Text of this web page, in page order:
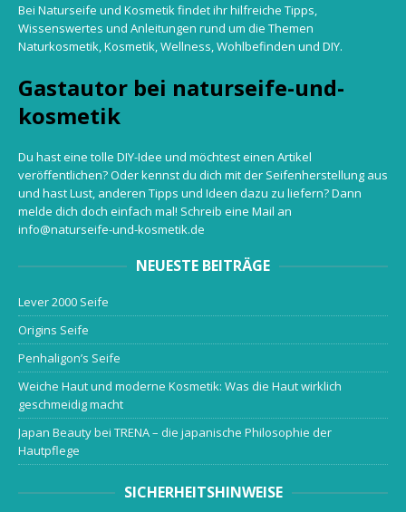
Bei Naturseife und Kosmetik findet ihr hilfreiche Tipps,
Wissenswertes und Anleitungen rund um die Themen
Naturkosmetik, Kosmetik, Wellness, Wohlbefinden und DIY.
Gastautor bei naturseife-und-
kosmetik
Du hast eine tolle DIY-Idee und möchtest einen Artikel
veröffentlichen? Oder kennst du dich mit der Seifenherstellung aus
und hast Lust, anderen Tipps und Ideen dazu zu liefern? Dann
melde dich doch einfach mal! Schreib eine Mail an
info@naturseife-und-kosmetik.de
NEUESTE BEITRÄGE
Lever 2000 Seife
Origins Seife
Penhaligon’s Seife
Weiche Haut und moderne Kosmetik: Was die Haut wirklich
geschmeidig macht
Japan Beauty bei TRENA – die japanische Philosophie der
Hautpflege
SICHERHEITSHINWEISE